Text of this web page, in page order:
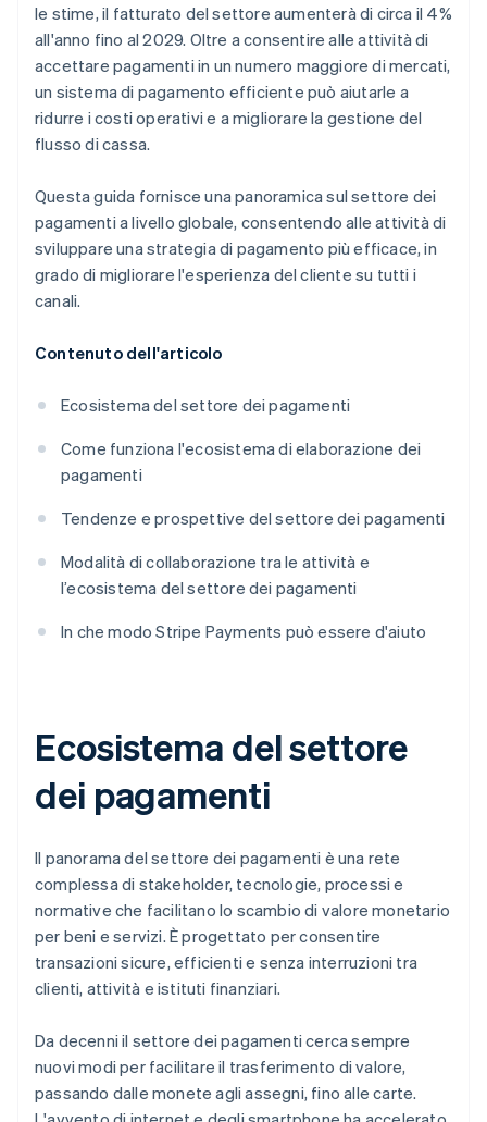
Stablecoin
le stime, il fatturato del settore aumenterà di circa il 4%
all'anno fino al 2029. Oltre a consentire alle attività di
accettare pagamenti in un numero maggiore di mercati,
un sistema di pagamento efficiente può aiutarle a
ridurre i costi operativi e a migliorare la gestione del
flusso di cassa.
Questa guida fornisce una panoramica sul settore dei
pagamenti a livello globale, consentendo alle attività di
sviluppare una strategia di pagamento più efficace, in
grado di migliorare l'esperienza del cliente su tutti i
canali.
Contenuto dell'articolo
Ecosistema del settore dei pagamenti
Come funziona l'ecosistema di elaborazione dei
pagamenti
Tendenze e prospettive del settore dei pagamenti
Modalità di collaborazione tra le attività e
l’ecosistema del settore dei pagamenti
In che modo Stripe Payments può essere d'aiuto
Ecosistema del settore
dei pagamenti
Il panorama del settore dei pagamenti è una rete
complessa di stakeholder, tecnologie, processi e
normative che facilitano lo scambio di valore monetario
per beni e servizi. È progettato per consentire
transazioni sicure, efficienti e senza interruzioni tra
clienti, attività e istituti finanziari.
Da decenni il settore dei pagamenti cerca sempre
nuovi modi per facilitare il trasferimento di valore,
passando dalle monete agli assegni, fino alle carte.